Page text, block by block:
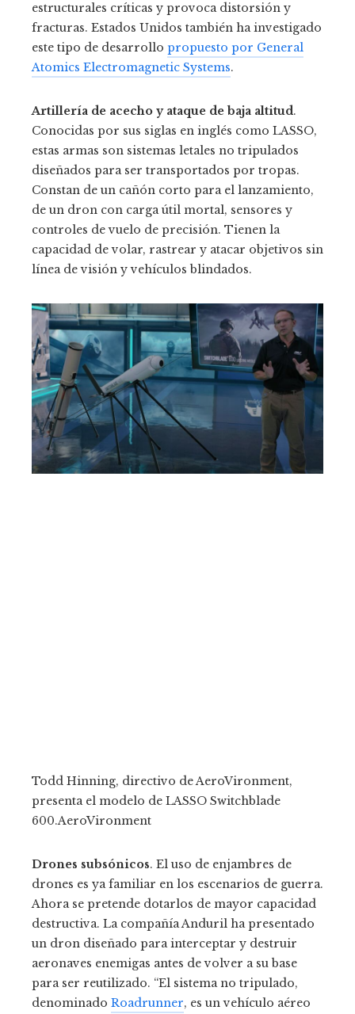
estructurales críticas y provoca distorsión y
fracturas. Estados Unidos también ha investigado
este tipo de desarrollo propuesto por General
Atomics Electromagnetic Systems.
Artillería de acecho y ataque de baja altitud.
Conocidas por sus siglas en inglés como LASSO,
estas armas son sistemas letales no tripulados
diseñados para ser transportados por tropas.
Constan de un cañón corto para el lanzamiento,
de un dron con carga útil mortal, sensores y
controles de vuelo de precisión. Tienen la
capacidad de volar, rastrear y atacar objetivos sin
línea de visión y vehículos blindados.
Todd Hinning, directivo de AeroVironment,
presenta el modelo de LASSO Switchblade
600.AeroVironment
Drones subsónicos. El uso de enjambres de
drones es ya familiar en los escenarios de guerra.
Ahora se pretende dotarlos de mayor capacidad
destructiva. La compañía Anduril ha presentado
un dron diseñado para interceptar y destruir
aeronaves enemigas antes de volver a su base
para ser reutilizado. “El sistema no tripulado,
denominado Roadrunner, es un vehículo aéreo